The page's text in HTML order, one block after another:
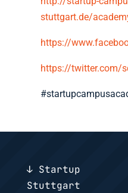
stuttgart.de/
https://
https://twitter.com/
↓ Startup
Stuttgart